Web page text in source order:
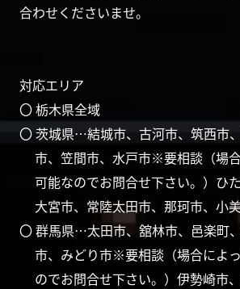
合わせくださいませ。
対応エリア
〇 栃木県全域
〇 茨城県…結城市、古河市、筑西市
市、笠間市、水戸市※要相談（場
可能なのでお問合せ下さい。）ひ
大宮市、常陸太田市、那珂市、小
〇 群馬県…太田市、舘林市、邑楽町
市、みどり市※要相談（場合によ
のでお問合せ下さい。）伊勢崎市